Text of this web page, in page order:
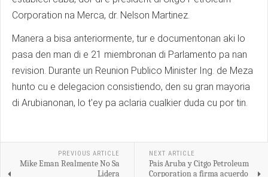
Corporation na Merca, dr. Nelson Martinez.
Manera a bisa anteriormente, tur e documentonan aki lo
pasa den man di e 21 miembronan di Parlamento pa nan
revision. Durante un Reunion Publico Minister Ing. de Meza
hunto cu e delegacion consistiendo, den su gran mayoria
di Arubianonan, lo t'ey pa aclaria cualkier duda cu por tin.
PREVIOUS ARTICLE
Mike Eman Realmente No Sa
Lidera
NEXT ARTICLE
Pais Aruba y Citgo Petroleum
Corporation a firma acuerdo